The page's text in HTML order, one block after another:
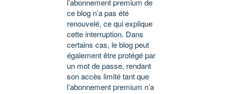
l’abonnement premium de
ce blog n’a pas été
renouvelé, ce qui explique
cette interruption. Dans
certains cas, le blog peut
également être protégé par
un mot de passe, rendant
son accès limité tant que
l’abonnement premium n’a